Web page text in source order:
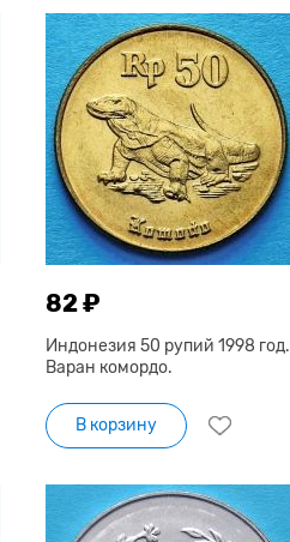
82 ₽
Индонезия 50 рупий 1998 год.
Варан комордо.
В корзину